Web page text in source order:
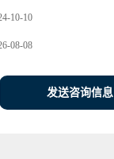
10-10
08-08
发送咨询信息